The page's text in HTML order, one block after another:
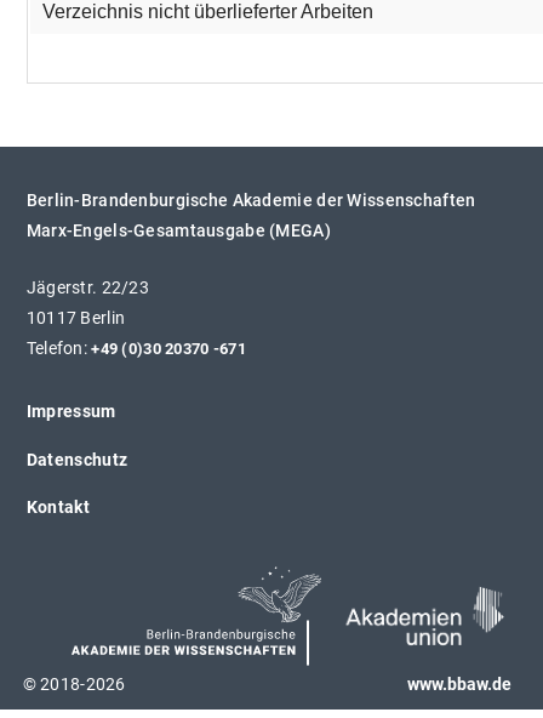
Verzeichnis nicht überlieferter Arbeiten
Berlin-Brandenburgische Akademie der Wissenschaften
Marx-Engels-Gesamtausgabe (MEGA)
Jägerstr. 22/23
10117 Berlin
Telefon:+49 (0)30 20370 -671
Impressum
Datenschutz
Kontakt
www.bbaw.de
© 2018-2026